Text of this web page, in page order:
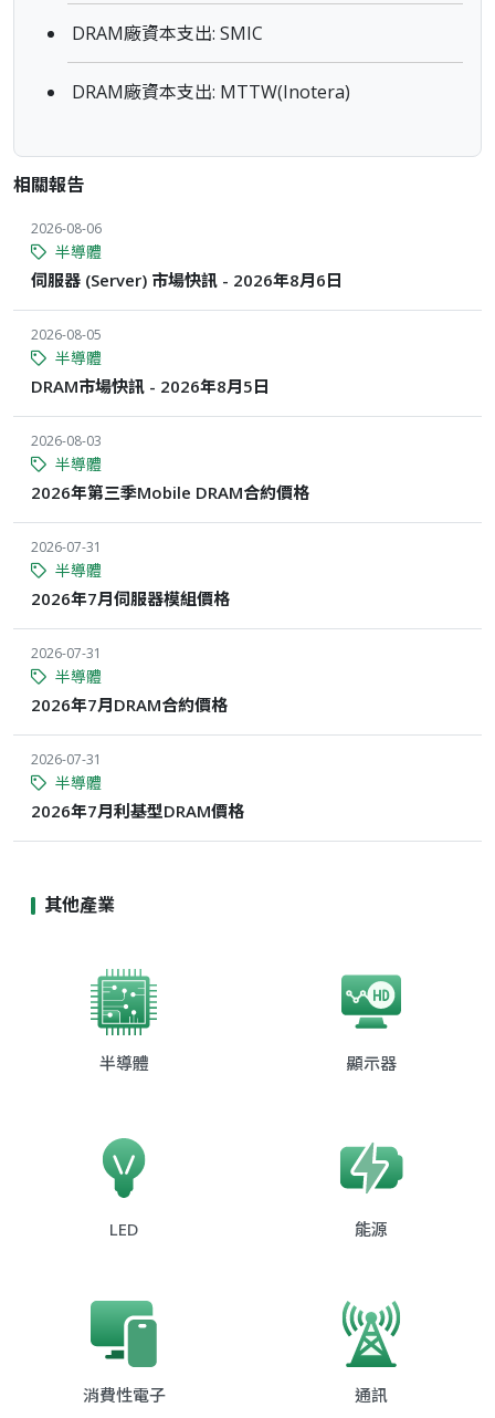
DRAM廠資本支出: SMIC
DRAM廠資本支出: MTTW(Inotera)
相關報告
2026-08-06
半導體
伺服器 (Server) 市場快訊 - 2026年8月6日
2026-08-05
半導體
DRAM市場快訊 - 2026年8月5日
2026-08-03
半導體
2026年第三季Mobile DRAM合約價格
2026-07-31
半導體
2026年7月伺服器模組價格
2026-07-31
半導體
2026年7月DRAM合約價格
2026-07-31
半導體
2026年7月利基型DRAM價格
其他產業
半導體 顯示器
LED 能源
消費性電子 通訊